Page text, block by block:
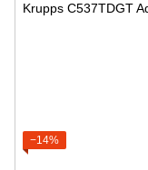
−14%